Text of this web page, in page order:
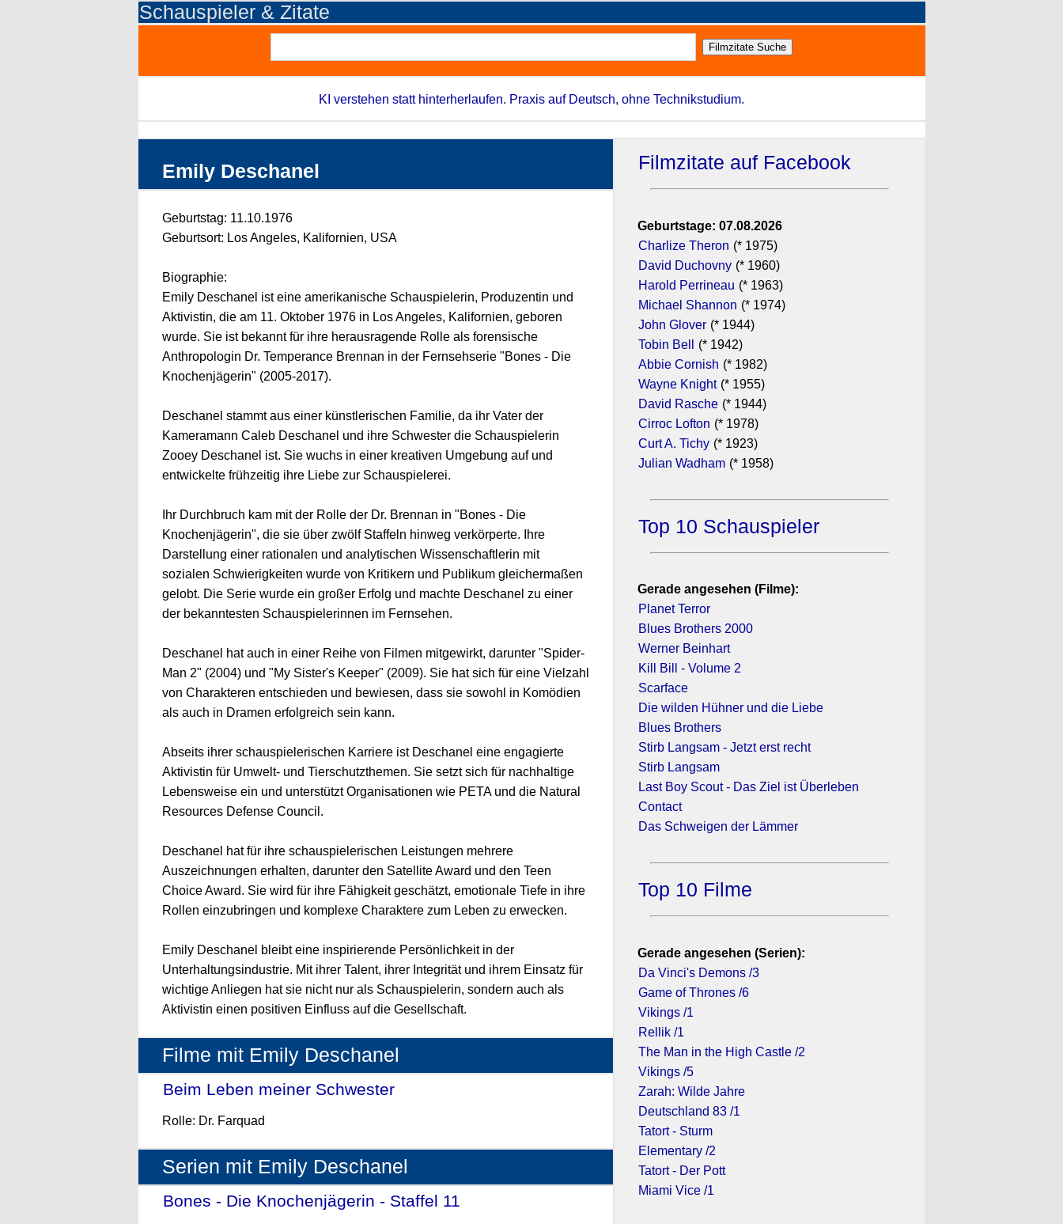
Schauspieler & Zitate
KI verstehen statt hinterherlaufen. Praxis auf Deutsch, ohne Technikstudium.
Emily Deschanel
Geburtstag: 11.10.1976
Geburtsort: Los Angeles, Kalifornien, USA
Biographie:
Emily Deschanel ist eine amerikanische Schauspielerin, Produzentin und
Aktivistin, die am 11. Oktober 1976 in Los Angeles, Kalifornien, geboren
wurde. Sie ist bekannt für ihre herausragende Rolle als forensische
Anthropologin Dr. Temperance Brennan in der Fernsehserie "Bones - Die
Knochenjägerin" (2005-2017).
Deschanel stammt aus einer künstlerischen Familie, da ihr Vater der
Kameramann Caleb Deschanel und ihre Schwester die Schauspielerin
Zooey Deschanel ist. Sie wuchs in einer kreativen Umgebung auf und
entwickelte frühzeitig ihre Liebe zur Schauspielerei.
Ihr Durchbruch kam mit der Rolle der Dr. Brennan in "Bones - Die
Knochenjägerin", die sie über zwölf Staffeln hinweg verkörperte. Ihre
Darstellung einer rationalen und analytischen Wissenschaftlerin mit
sozialen Schwierigkeiten wurde von Kritikern und Publikum gleichermaßen
gelobt. Die Serie wurde ein großer Erfolg und machte Deschanel zu einer
der bekanntesten Schauspielerinnen im Fernsehen.
Deschanel hat auch in einer Reihe von Filmen mitgewirkt, darunter "Spider-
Man 2" (2004) und "My Sister's Keeper" (2009). Sie hat sich für eine Vielzahl
von Charakteren entschieden und bewiesen, dass sie sowohl in Komödien
als auch in Dramen erfolgreich sein kann.
Abseits ihrer schauspielerischen Karriere ist Deschanel eine engagierte
Aktivistin für Umwelt- und Tierschutzthemen. Sie setzt sich für nachhaltige
Lebensweise ein und unterstützt Organisationen wie PETA und die Natural
Resources Defense Council.
Deschanel hat für ihre schauspielerischen Leistungen mehrere
Auszeichnungen erhalten, darunter den Satellite Award und den Teen
Choice Award. Sie wird für ihre Fähigkeit geschätzt, emotionale Tiefe in ihre
Rollen einzubringen und komplexe Charaktere zum Leben zu erwecken.
Emily Deschanel bleibt eine inspirierende Persönlichkeit in der
Unterhaltungsindustrie. Mit ihrer Talent, ihrer Integrität und ihrem Einsatz für
wichtige Anliegen hat sie nicht nur als Schauspielerin, sondern auch als
Aktivistin einen positiven Einfluss auf die Gesellschaft.
Filme mit Emily Deschanel
Beim Leben meiner Schwester
Rolle: Dr. Farquad
Serien mit Emily Deschanel
Bones - Die Knochenjägerin - Staffel 11
Filmzitate auf Facebook
Geburtstage: 07.08.2026
Charlize Theron (* 1975)
David Duchovny (* 1960)
Harold Perrineau (* 1963)
Michael Shannon (* 1974)
John Glover (* 1944)
Tobin Bell
(* 1942)
Abbie Cornish (* 1982)
Wayne Knight (* 1955)
David Rasche (* 1944)
Cirroc Lofton (* 1978)
Curt A. Tichy (* 1923)
Julian Wadham (* 1958)
Top 10 Schauspieler
Gerade angesehen (Filme):
Planet Terror
Blues Brothers 2000
Werner Beinhart
Kill Bill - Volume 2
Scarface
Die wilden Hühner und die Liebe
Blues Brothers
Stirb Langsam - Jetzt erst recht
Stirb Langsam
Last Boy Scout - Das Ziel ist Überleben
Contact
Das Schweigen der Lämmer
Top 10 Filme
Gerade angesehen (Serien):
Da Vinci's Demons /3
Game of Thrones /6
Vikings /1
Rellik /1
The Man in the High Castle /2
Vikings /5
Zarah: Wilde Jahre
Deutschland 83 /1
Tatort - Sturm
Elementary /2
Tatort - Der Pott
Miami Vice /1